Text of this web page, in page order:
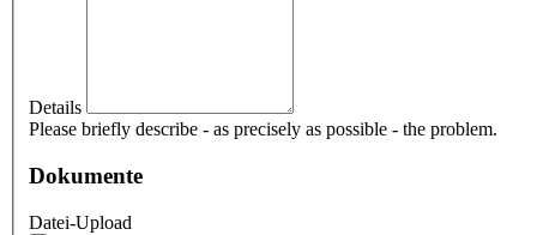
Details
Please briefly describe - as precisely as possible - the problem.
Dokumente
Datei-Upload